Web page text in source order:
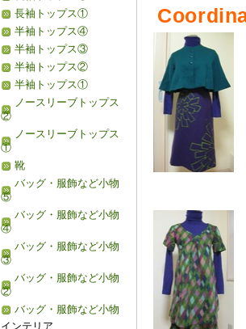
長袖トップス①
半袖トップス④
半袖トップス③
半袖トップス②
半袖トップス①
ノースリーブトップス
②
ノースリーブトップス
①
靴
バッグ・服飾など小物
⑤
バッグ・服飾など小物
④
バッグ・服飾など小物
③
バッグ・服飾など小物
②
バッグ・服飾など小物
インテリア